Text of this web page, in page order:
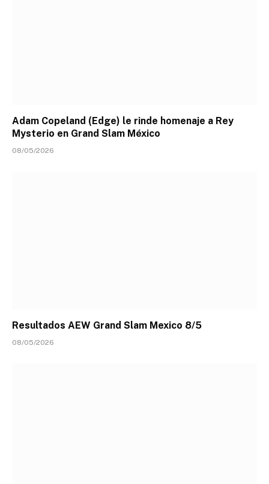
Adam Copeland (Edge) le rinde homenaje a Rey
Mysterio en Grand Slam México
08/05/2026
Resultados AEW Grand Slam Mexico 8/5
08/05/2026